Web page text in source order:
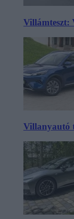
Villámteszt:
Villanyautó